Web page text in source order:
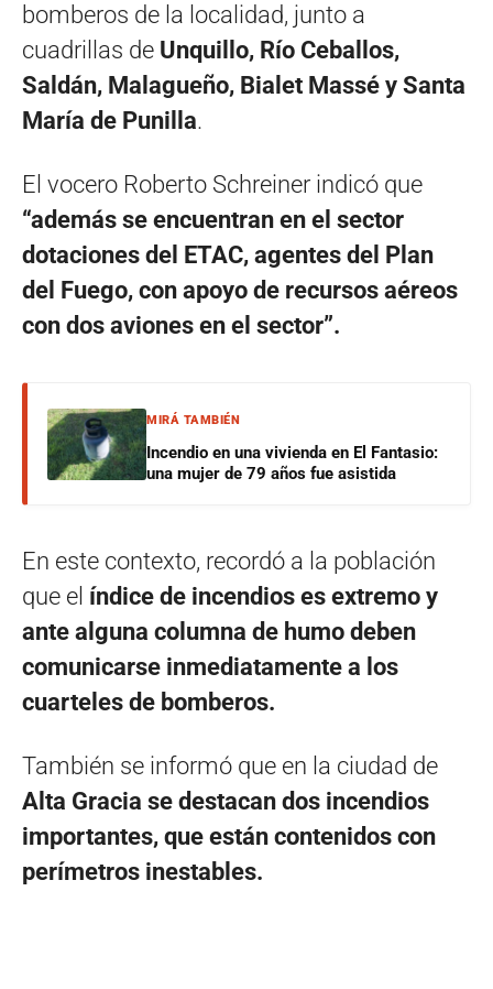
bomberos de la localidad, junto a
cuadrillas de Unquillo, Río Ceballos,
Saldán, Malagueño, Bialet Massé y Santa
María de Punilla.
El vocero Roberto Schreiner indicó que
“además se encuentran en el sector
dotaciones del ETAC, agentes del Plan
del Fuego, con apoyo de recursos aéreos
con dos aviones en el sector”.
MIRÁ TAMBIÉN
Incendio en una vivienda en El Fantasio:
una mujer de 79 años fue asistida
En este contexto, recordó a la población
que el índice de incendios es extremo y
ante alguna columna de humo deben
comunicarse inmediatamente a los
cuarteles de bomberos.
También se informó que en la ciudad de
Alta Gracia se destacan dos incendios
importantes, que están contenidos con
perímetros inestables.